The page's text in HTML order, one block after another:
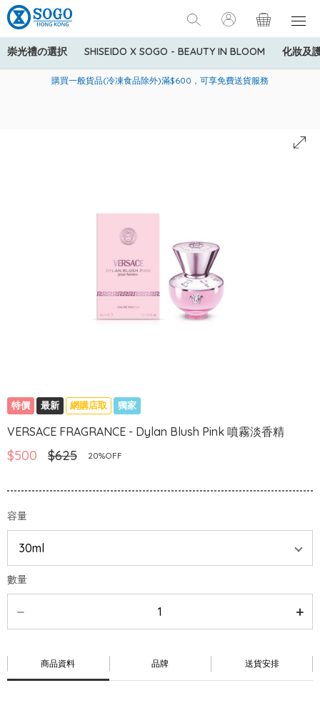
崇光禮の選択 SHISEIDO X SOGO - BEAUTY IN BLOOM 化妝及
美國運通Explorer®信用卡會員購物禮遇：高達5%簽賬回贈！
購買一般貨品(冷凍食品除外)滿$600，可享免費送貨服務
寄送中國內地服務只適用於指定商品，若訂單金額少於HK$600(折
特價 最新 網購店取 獨家
VERSACE FRAGRANCE - Dylan Blush Pink 噴霧淡香精
$500 $625 20%OFF
容量
數量
商品資料 品牌 送貨安排